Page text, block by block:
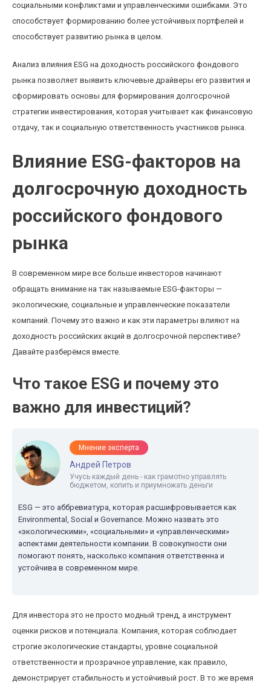
социальными конфликтами и управленческими ошибками. Это
способствует формированию более устойчивых портфелей и
способствует развитию рынка в целом.
Анализ влияния ESG на доходность российского фондового
рынка позволяет выявить ключевые драйверы его развития и
сформировать основы для формирования долгосрочной
стратегии инвестирования, которая учитывает как финансовую
отдачу, так и социальную ответственность участников рынка.
Влияние ESG-факторов на
долгосрочную доходность
российского фондового
рынка
В современном мире все больше инвесторов начинают
обращать внимание на так называемые ESG-факторы —
экологические, социальные и управленческие показатели
компаний. Почему это важно и как эти параметры влияют на
доходность российских акций в долгосрочной перспективе?
Давайте разберёмся вместе.
Что такое ESG и почему это
важно для инвестиций?
Мнение эксперта
Андрей Петров
Учусь каждый день - как грамотно управлять
бюджетом, копить и приумножать деньги
ESG — это аббревиатура, которая расшифровывается как
Environmental, Social и Governance. Можно назвать это
«экологическими», «социальными» и «управленческими»
аспектами деятельности компании. В совокупности они
помогают понять, насколько компания ответственна и
устойчива в современном мире.
Для инвестора это не просто модный тренд, а инструмент
оценки рисков и потенциала. Компания, которая соблюдает
строгие экологические стандарты, уровне социальной
ответственности и прозрачное управление, как правило,
демонстрирует стабильность и устойчивый рост. В то же время